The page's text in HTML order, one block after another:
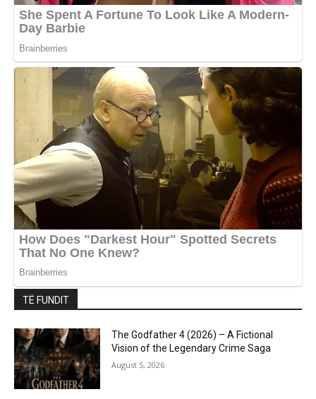
TË FUNDIT
The Godfather 4 (2026) – A Fictional
Vision of the Legendary Crime Saga
August 5, 2026